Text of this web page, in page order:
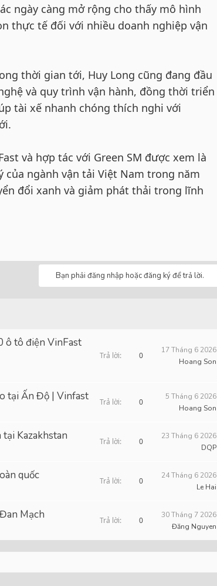
ngày càng mở rộng cho thấy mô hình
thực tế đối với nhiều doanh nghiệp vận
thời gian tới, Huy Long cũng đang đầu
và quy trình vận hành, đồng thời triển
tài xế nhanh chóng thích nghi với
và hợp tác với Green SM được xem là
ngành vận tải Việt Nam trong năm
đổi xanh và giảm phát thải trong lĩnh
Bạn phải đăng nhập hoặc đăng ký để trả lời.
ô tô điện VinFast
Trả lời 0
17 Tháng 6 2026
Hoang Son
tại Ấn Độ | Vinfast Trả lời 0
5 Tháng 6 2026
Hoang Son
Kazakhstan Trả lời 0
23 Tháng 6 2026
DQP
quốc Trả lời 0
24 Tháng 6 2026
Le Hai
Mạch Trả lời 0
30 Tháng 7 2026
Đăng Nguyen